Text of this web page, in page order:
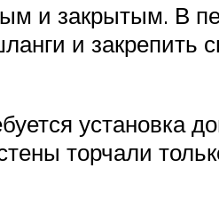
и закрытым. В
и закрепить
установка
торчали